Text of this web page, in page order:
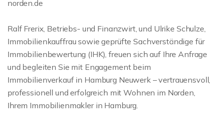
norden.de
Ralf Frerix, Betriebs- und Finanzwirt, und Ulrike Schulze,
Immobilienkauffrau sowie geprüfte Sachverständige für
Immobilienbewertung (IHK), freuen sich auf Ihre Anfrage
und begleiten Sie mit Engagement beim
Immobilienverkauf in Hamburg Neuwerk – vertrauensvoll,
professionell und erfolgreich mit Wohnen im Norden,
Ihrem Immobilienmakler in Hamburg.